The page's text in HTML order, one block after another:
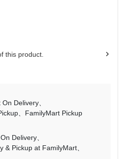
this product.
On Delivery
FamilyMart Pickup
Delivery
& Pickup at FamilyMart